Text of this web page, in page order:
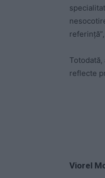
reflecte
Viorel